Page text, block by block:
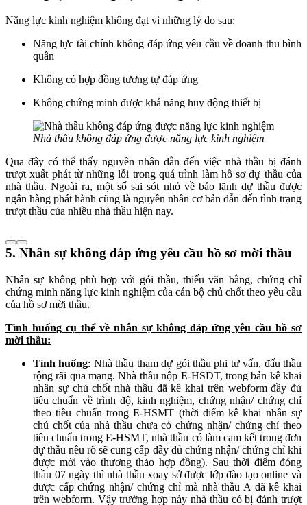
Năng lực kinh nghiệm không đạt vì những lý do sau:
Năng lực tài chính không đáp ứng yêu cầu về doanh thu bình
quân
Không có hợp đồng tương tự đáp ứng
Không chứng minh được khả năng huy động thiết bị
Nhà thầu không đáp ứng được năng lực kinh nghiệm
Qua đây có thể thấy nguyên nhân dẫn đến việc nhà thầu bị đánh
trượt xuất phát từ những lỗi trong quá trình làm hồ sơ dự thầu của
nhà thầu. Ngoài ra, một số sai sót nhỏ về bảo lãnh dự thầu được
ngân hàng phát hành cũng là nguyên nhân cơ bản dẫn đến tình trạng
trượt thầu của nhiều nhà thầu hiện nay.
​​​​​5. Nhân sự không đáp ứng yêu cầu hồ sơ mời thầu
Nhân sự không phù hợp với gói thầu, thiếu văn bằng, chứng chỉ
chứng minh năng lực kinh nghiệm của cán bộ chủ chốt theo yêu cầu
của hồ sơ mời thầu.
Tình huống cụ thể về nhân sự không đáp ứng yêu cầu hồ sơ
mời thầu:
Tình huống: Nhà thầu tham dự gói thầu phi tư vấn, đấu thầu
rộng rãi qua mạng. Nhà thầu nộp E-HSDT, trong bản kê khai
nhân sự chủ chốt nhà thầu đã kê khai trên webform đầy đủ
tiêu chuẩn về trình độ, kinh nghiệm, chứng nhận/ chứng chỉ
theo tiêu chuẩn trong E-HSMT (thời điểm kê khai nhân sự
chủ chốt của nhà thầu chưa có chứng nhận/ chứng chỉ theo
tiêu chuẩn trong E-HSMT, nhà thầu có làm cam kết trong đơn
dự thầu nêu rõ sẽ cung cấp đầy đủ chứng nhận/ chứng chỉ khi
được mời vào thương thảo hợp đồng). Sau thời điểm đóng
thầu 07 ngày thì nhà thầu xoay sở được lớp đào tạo online và
được cấp chứng nhận/ chứng chỉ mà nhà thầu A đã kê khai
trên webform. Vậy trường hợp này nhà thầu có bị đánh trượt